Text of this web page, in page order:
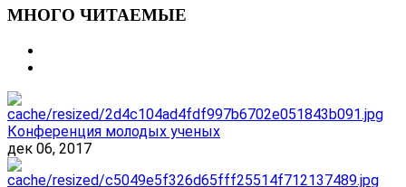
МНОГО ЧИТАЕМЫЕ
Конференция молодых ученых
дек 06, 2017